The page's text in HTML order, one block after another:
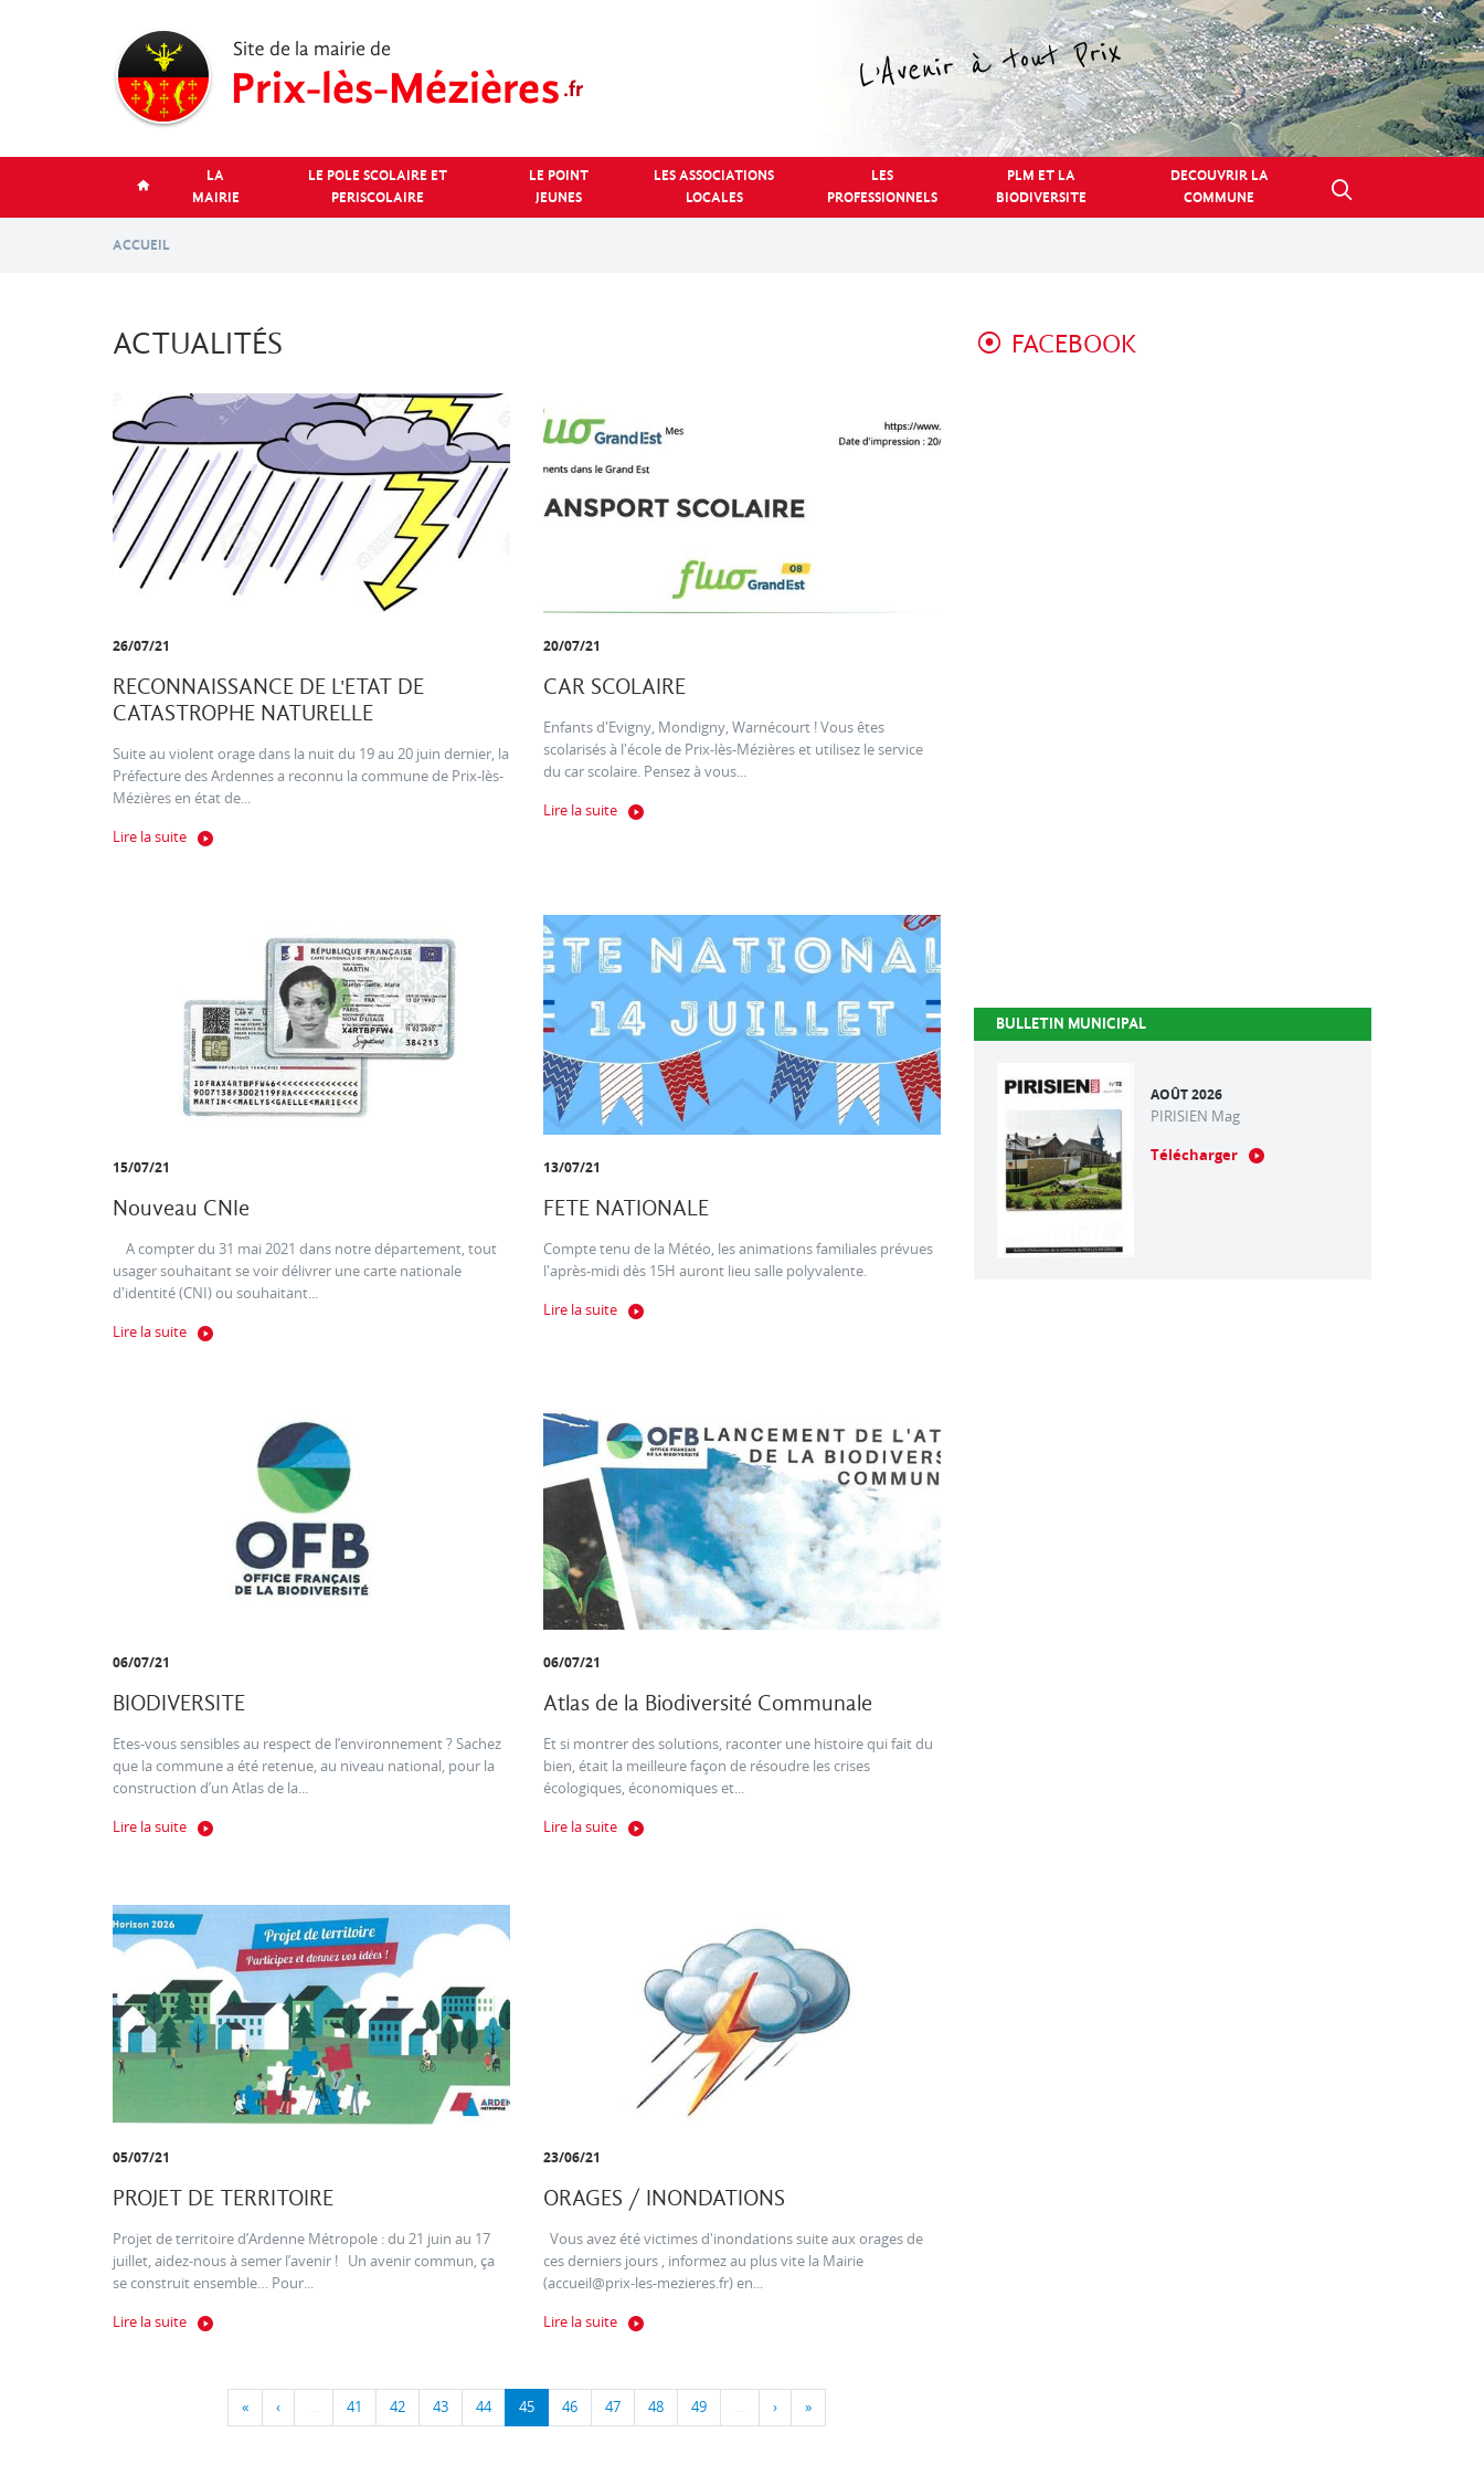
LA
MAIRIE
LE POLE SCOLAIRE ET
PERISCOLAIRE
LE POINT
JEUNES
LES ASSOCIATIONS
LOCALES
LES
PROFESSIONNELS
PLM ET LA
BIODIVERSITE
DECOUVRIR LA
COMMUNE
ACCUEIL
ACTUALITÉS
26/07/21
RECONNAISSANCE DE L'ETAT DE
CATASTROPHE NATURELLE
Suite au violent orage dans la nuit du 19 au 20 juin dernier, la
Préfecture des Ardennes a reconnu la commune de Prix-lès-
Mézières en état de...
Lire la suite
20/07/21
CAR SCOLAIRE
Enfants d'Evigny, Mondigny, Warnécourt ! Vous êtes
scolarisés à l'école de Prix-lès-Mézières et utilisez le service
du car scolaire. Pensez à vous...
Lire la suite
15/07/21
Nouveau CNIe
A compter du 31 mai 2021 dans notre département, tout
usager souhaitant se voir délivrer une carte nationale
d'identité (CNI) ou souhaitant...
Lire la suite
13/07/21
FETE NATIONALE
Compte tenu de la Météo, les animations familiales prévues
l'après-midi dès 15H auront lieu salle polyvalente.
Lire la suite
06/07/21
BIODIVERSITE
Etes-vous sensibles au respect de l’environnement ? Sachez
que la commune a été retenue, au niveau national, pour la
construction d’un Atlas de la...
Lire la suite
06/07/21
Atlas de la Biodiversité Communale
Et si montrer des solutions, raconter une histoire qui fait du
bien, était la meilleure façon de résoudre les crises
écologiques, économiques et...
Lire la suite
05/07/21
PROJET DE TERRITOIRE
Projet de territoire d’Ardenne Métropole : du 21 juin au 17
juillet, aidez-nous à semer l’avenir ! Un avenir commun, ça
se construit ensemble… Pour...
Lire la suite
23/06/21
ORAGES / INONDATIONS
Vous avez été victimes d'inondations suite aux orages de
ces derniers jours , informez au plus vite la Mairie
(accueil@prix-les-mezieres.fr) en...
Lire la suite
« ‹ … 41 42 43 44 45 46 47 48 49 … › »
FACEBOOK
BULLETIN MUNICIPAL
AOÛT 2026
PIRISIEN Mag
Télécharger